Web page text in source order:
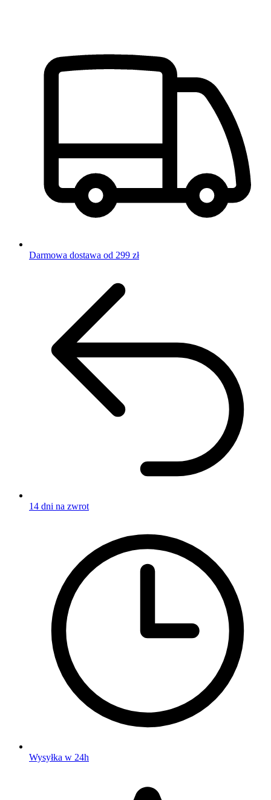
Darmowa dostawa od 299 zł
14 dni na zwrot
Wysyłka w 24h